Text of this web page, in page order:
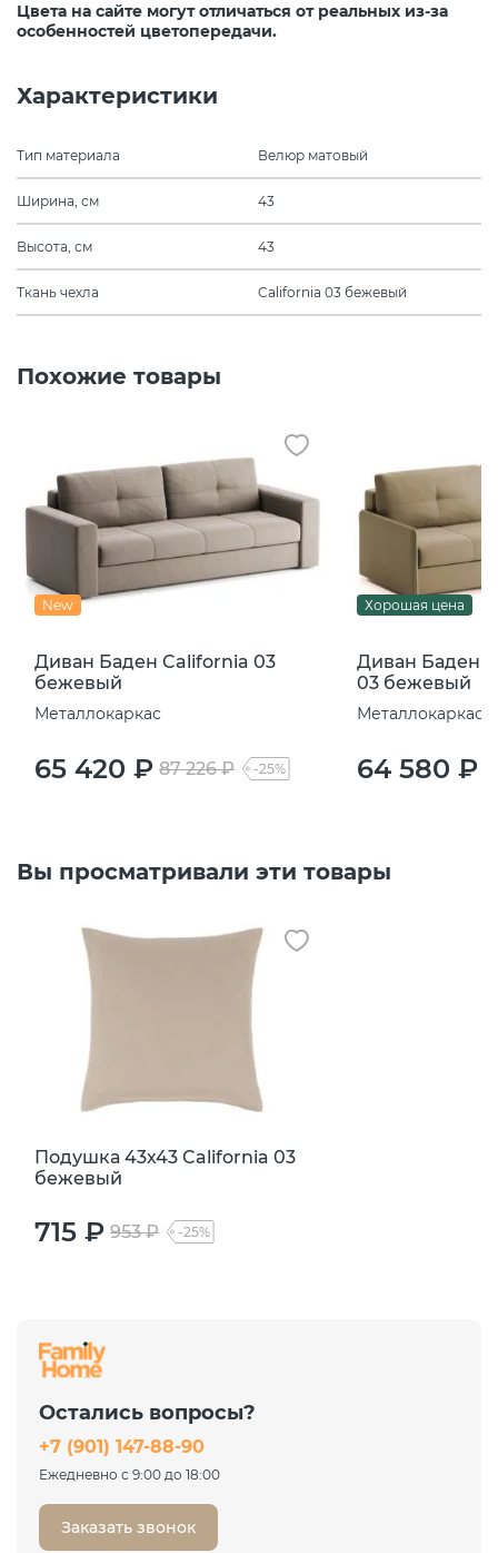
Цвета на сайте могут отличаться от реальных из-за
особенностей цветопередачи.
Характеристики
Тип материала Велюр матовый
Ширина, см 43
Высота, см 43
Ткань чехла California 03 бежевый
Похожие товары
New
Диван Баден California 03
бежевый
Металлокаркас
65 420 ₽ 87 226 ₽ -25%
Хорошая цена
Диван Баден
03 бежевый
Металлокаркас
64 580 ₽
Вы просматривали эти товары
Подушка 43х43 California 03
бежевый
715 ₽ 953 ₽ -25%
Остались вопросы?
+7 (901) 147-88-90
Ежедневно с 9:00 до 18:00
Заказать звонок